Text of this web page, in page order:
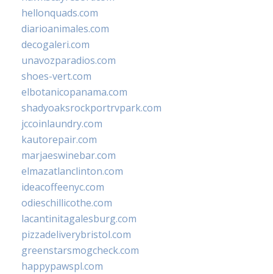
hellonquads.com
diarioanimales.com
decogaleri.com
unavozparadios.com
shoes-vert.com
elbotanicopanama.com
shadyoaksrockportrvpark.com
jccoinlaundry.com
kautorepair.com
marjaeswinebar.com
elmazatlanclinton.com
ideacoffeenyc.com
odieschillicothe.com
lacantinitagalesburg.com
pizzadeliverybristol.com
greenstarsmogcheck.com
happypawspl.com